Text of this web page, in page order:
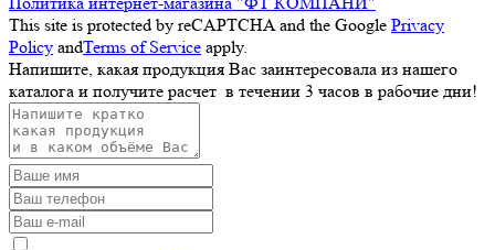
This site is protected by reCAPTCHA and the Google Privacy
Policy andTerms of Service apply.
Напишите, какая продукция Вас заинтересовала из нашего
каталога и получите расчет в течении 3 часов в рабочие дни!